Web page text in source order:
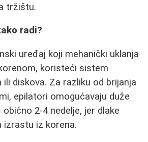
tržištu.
radi?
uređaj koji mehanički uklanja
koristeći sistem
diskova. Za razliku od brijanja
epilatori omogućavaju duže
2-4 nedelje, jer dlake
izrastu iz korena.